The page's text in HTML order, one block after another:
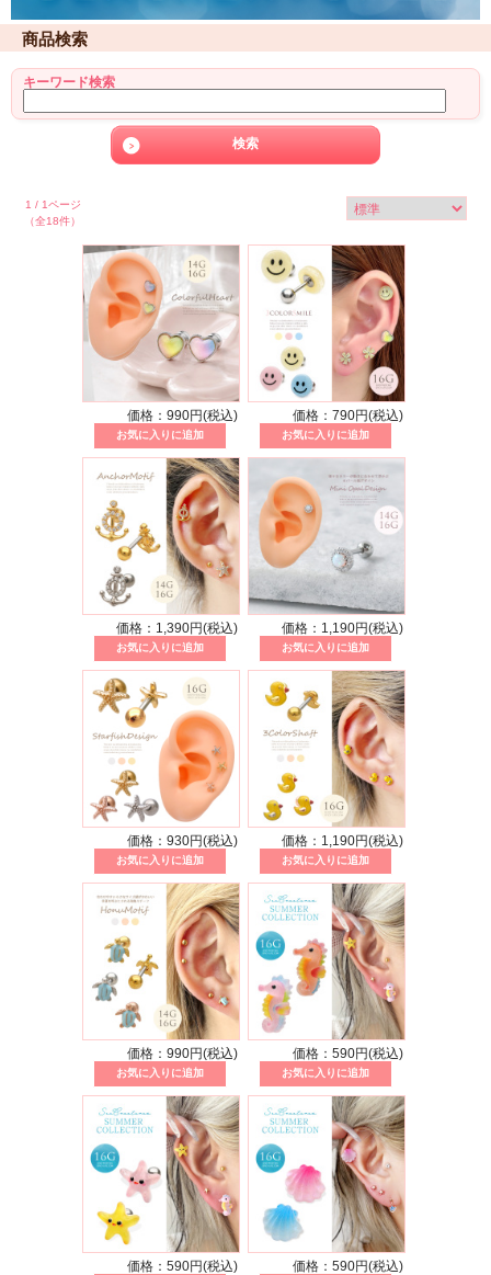
商品検索
キーワード検索
1 / 1ページ
（全18件）
価格：990円(税込) 価格：790円(税込)
価格：1,390円(税込) 価格：1,190円(税込)
価格：930円(税込) 価格：1,190円(税込)
価格：990円(税込) 価格：590円(税込)
価格：590円(税込) 価格：590円(税込)